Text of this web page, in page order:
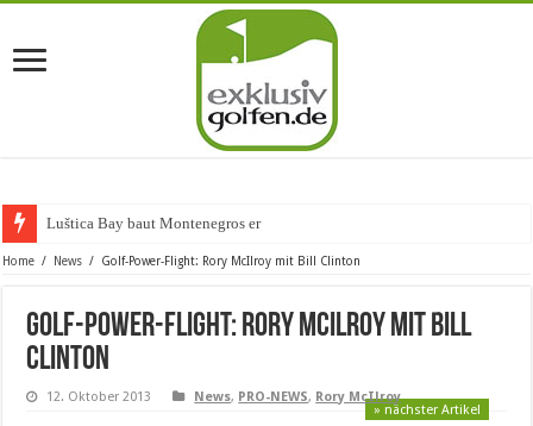
Luštica Bay baut Montenegros erste Gol
Home / News / Golf-Power-Flight: Rory McIlroy mit Bill Clinton
Golf-Power-Flight: Rory McIlroy mit Bill
Clinton
12. Oktober 2013 News, PRO-NEWS, Rory McIlroy
» nächster Artikel